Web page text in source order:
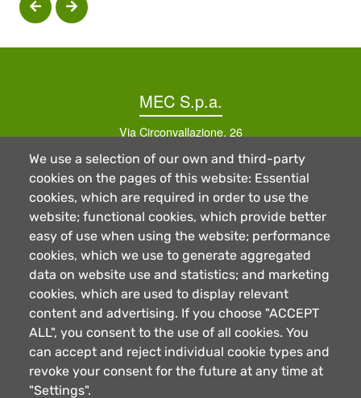
We use a selection of our own and third-party
cookies on the pages of this website: Essential
cookies, which are required in order to use the
website; functional cookies, which provide better
easy of use when using the website; performance
cookies, which we use to generate aggregated
data on website use and statistics; and marketing
cookies, which are used to display relevant
content and advertising. If you choose "ACCEPT
ALL", you consent to the use of all cookies. You
can accept and reject individual cookie types and
revoke your consent for the future at any time at
"Settings".
MEC S.p.a.
Via Circonvallazione, 26
12040 Montanera (CN) - Italy
Tel. +39 0171798206- Fax. +39 01711723123
Email: info@carnimec.it
C.F./P.iva: 02119590046 - REA 155446 C.C.I.A.A.
Information
Company
Certifications
News
Reserved Area
Careers